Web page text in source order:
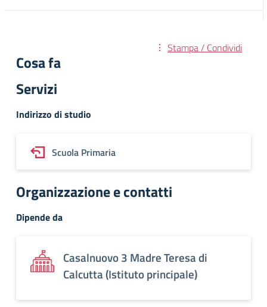
Stampa / Condividi
Cosa fa
Servizi
Indirizzo di studio
Scuola Primaria
Organizzazione e contatti
Dipende da
Casalnuovo 3 Madre Teresa di
Calcutta (Istituto principale)